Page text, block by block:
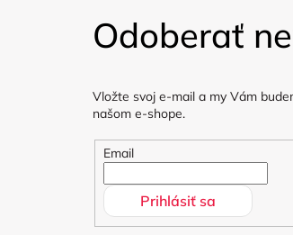
Odoberať
Vložte svoj e-mail a my Vám
našom e-shope.
Email
Prihlásiť sa